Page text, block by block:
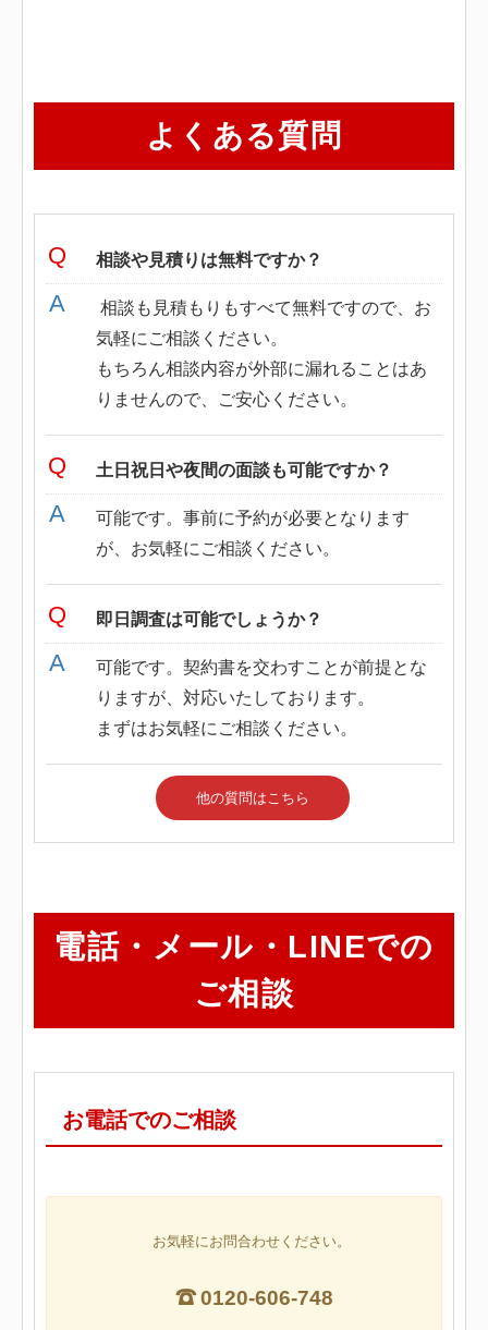
よくある質問
相談や見積りは無料ですか？
相談も見積もりもすべて無料ですので、お
気軽にご相談ください。
もちろん相談内容が外部に漏れることはあ
りませんので、ご安心ください。
土日祝日や夜間の面談も可能ですか？
可能です。事前に予約が必要となります
が、お気軽にご相談ください。
即日調査は可能でしょうか？
可能です。契約書を交わすことが前提とな
りますが、対応いたしております。
まずはお気軽にご相談ください。
他の質問はこちら
電話・メール・LINEでの
ご相談
お電話でのご相談
お気軽にお問合わせください。
0120-606-748